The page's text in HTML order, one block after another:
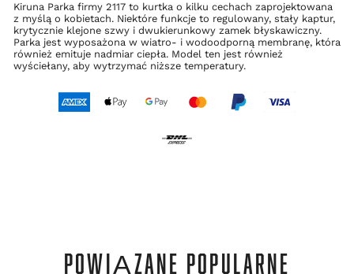
Kiruna Parka firmy 2117 to kurtka o kilku cechach zaprojektowana
z myślą o kobietach. Niektóre funkcje to regulowany, stały kaptur,
krytycznie klejone szwy i dwukierunkowy zamek błyskawiczny.
Parka jest wyposażona w wiatro- i wodoodporną membranę, która
również emituje nadmiar ciepła. Model ten jest również
wyściełany, aby wytrzymać niższe temperatury.
POWIĄZANE POPULARNE